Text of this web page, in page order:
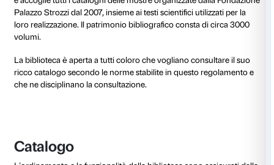
Dettagli Catalogo Modalità di accesso Norme
La Biblioteca di Palazzo Strozzi è una biblioteca
loro realizzazione. Il patrimonio bibliografico consta